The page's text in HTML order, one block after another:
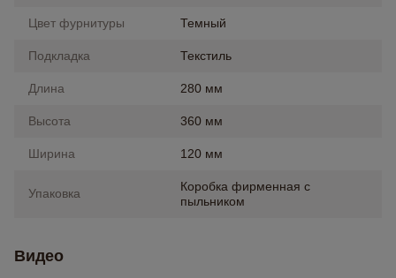
Цвет фурнитуры Темный
Подкладка Текстиль
Длина 280 мм
Высота 360 мм
Ширина 120 мм
Упаковка
Коробка фирменная с
пыльником
Видео